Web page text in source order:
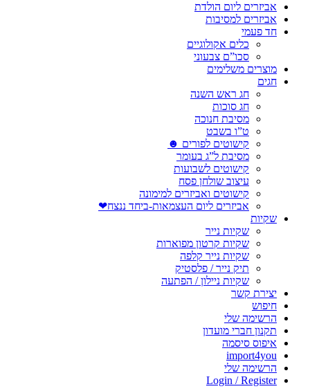
אביזרים ליום הולדת
אביזרים למסיבות
חד פעמי
כלים אקולוגיים
סכו”ם צבעוני
מוצרים משלימים
חגים
חג ראש השנה
חג סוכות
מסיבת חנוכה
ט”ו בשבט
קישוטים לפורים ☻
מסיבת ל”ג בעומר
קישוטים לשבועות
עיצוב שולחן פסח
קישוטים ואביזרים למימונה
אביזרים ליום העצמאות-ביחד ננצח❤
שקיות
שקיות נייר
שקיות קרטון מפוארות
שקיות נייר קלפה
תיק נייר / פלסטיק
שקיות ניילון / הפתעה
יצירת קשר
חיפוש
הרשימה שלי
תקנון חברי מועדון
איפוס סיסמה
import4you
הרשימה שלי
Login / Register